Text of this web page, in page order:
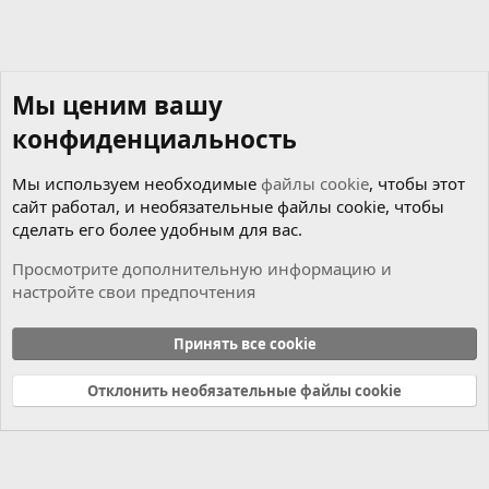
Cookies
Russian (RU)
Связь с нами
Условия и правила
Политика конфиденциальности
Справка Главная
R
Мы ценим вашу
конфиденциальность
Мы используем необходимые файлы cookie, чтобы этот
сайт работал, и необязательные файлы cookie, чтобы
сделать его более удобным для вас.
Просмотрите дополнительную информацию и
настройте свои предпочтения
Принять все cookie
Отклонить необязательные файлы cookie